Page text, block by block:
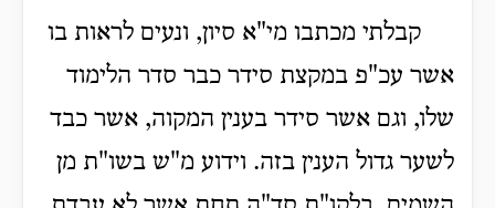
קבלתי מכתבו מי"א סיון, ונעים לראות בו
אשר עכ"פ במקצת סידר כבר סדר הלימוד
שלו, וגם אשר סידר בענין המקוה, אשר כבד
לשער גדול הענין בזה. וידוע מ"ש בשו"ת מן